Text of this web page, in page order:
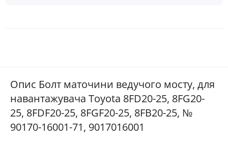
Опис Болт маточини ведучого мосту, для
навантажувача Toyota 8FD20-25, 8FG20-
25, 8FDF20-25, 8FGF20-25, 8FB20-25, №
90170-16001-71, 9017016001